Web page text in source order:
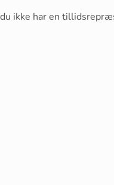
ikke har en